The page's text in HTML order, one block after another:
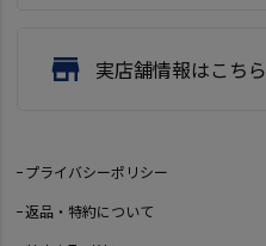
store 実店舗情報はこちら
プライバシーポリシー
返品・特約について